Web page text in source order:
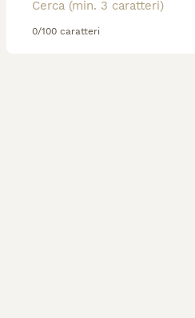
0/100 caratteri